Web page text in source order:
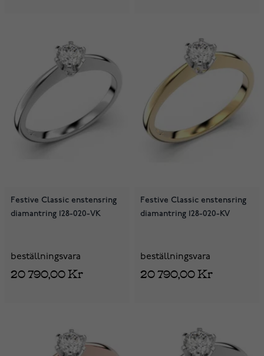
Festive Classic enstensring
diamantring 128-020-VK
beställningsvara
20 790,00 Kr
Festive Classic enstensring
diamantring 128-020-KV
beställningsvara
20 790,00 Kr